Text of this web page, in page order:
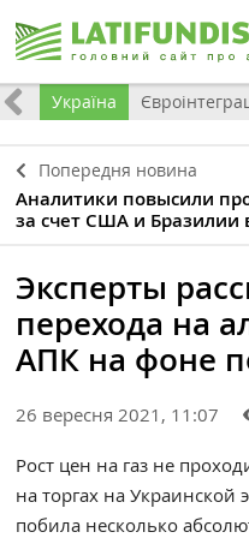
Все Україна
Попередня новина
Аналитики повысили
за счет США и Бразилии
Эксперты
перехода на
АПК на фоне
26 вересня 2021, 11:07
Рост цен на газ не
на торгах на Украинской
побила несколько